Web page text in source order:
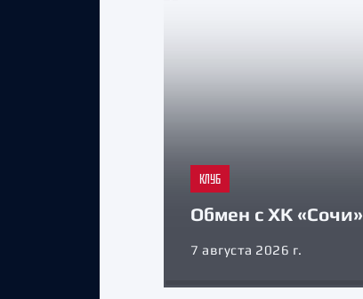
КЛУБ
Обмен с ХК «Сочи»
7 августа 2026 г.